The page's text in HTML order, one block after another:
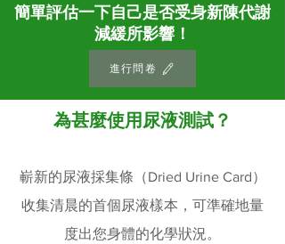
簡單評估一下自己是否受身新陳代謝
減緩所影響！
進行問卷
為甚麼使用尿液測試？
嶄新的尿液採集條（Dried Urine Card）
收集清晨的首個尿液樣本， 可準確地量
度出您身體的化學狀況 。